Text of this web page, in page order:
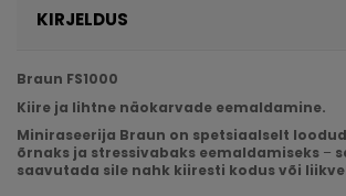
KIRJELDUS
Braun FS1000
Kiire ja lihtne näokarvade eemaldamine.
Miniraseerija Braun on spetsiaalselt
õrnaks ja stressivabaks eemaldamiseks –
saavutada sile nahk kiiresti kodus või